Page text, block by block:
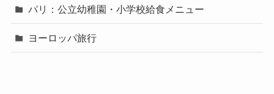
パリ：公立幼稚園・小学校給食メニュー
ヨーロッパ旅行